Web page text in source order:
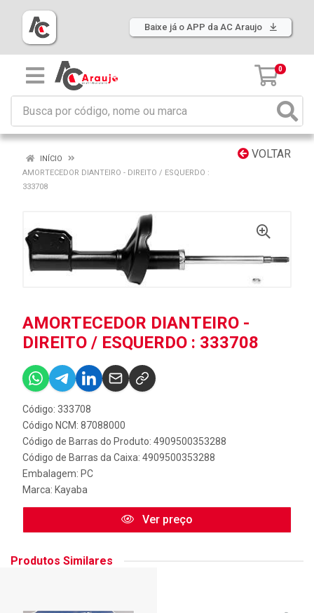
Baixe já o APP da AC Araujo
0
VOLTAR
INÍCIO
AMORTECEDOR DIANTEIRO - DIREITO / ESQUERDO :
333708
AMORTECEDOR DIANTEIRO -
DIREITO / ESQUERDO : 333708
Código: 333708
Código NCM: 87088000
Código de Barras do Produto: 4909500353288
Código de Barras da Caixa: 4909500353288
Embalagem: PC
Marca: Kayaba
Ver preço
Produtos Similares